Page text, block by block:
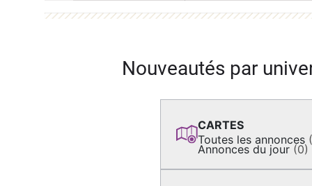
Nouveautés par
CARTES
Toutes les annonces
Annonces du jour (0)